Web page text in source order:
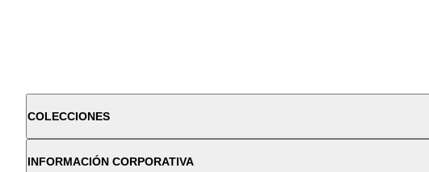
COLECCIONES
INFORMACIÓN CORPORATIVA